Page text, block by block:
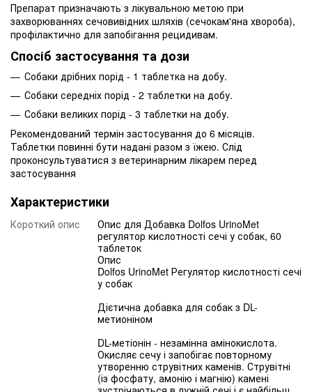
Препарат призначають з лікувальною метою при
захворюваннях сечовивідних шляхів (сечокам'яна хвороба),
профілактично для запобігання рецидивам.
Спосіб застосування та дози
Собаки дрібних порід - 1 таблетка на добу.
Собаки середніх порід - 2 таблетки на добу.
Собаки великих порід - 3 таблетки на добу.
Рекомендований термін застосування до 6 місяців.
Таблетки повинні бути надані разом з їжею. Слід
проконсультуватися з ветеринарним лікарем перед
застосування
Характеристики
Короткий опис
Опис для Добавка Dolfos UrinoMet
регулятор кислотності сечі у собак, 60
таблеток
Опис
Dolfos UrinoMet Регулятор кислотності сечі
у собак
Дієтична добавка для собак з DL-
метионіном
DL-метіонін - незамінна амінокислота.
Окисляє сечу і запобігає повторному
утворенню струвітних каменів. Струвітні
(із фосфату, амонію і магнію) камені